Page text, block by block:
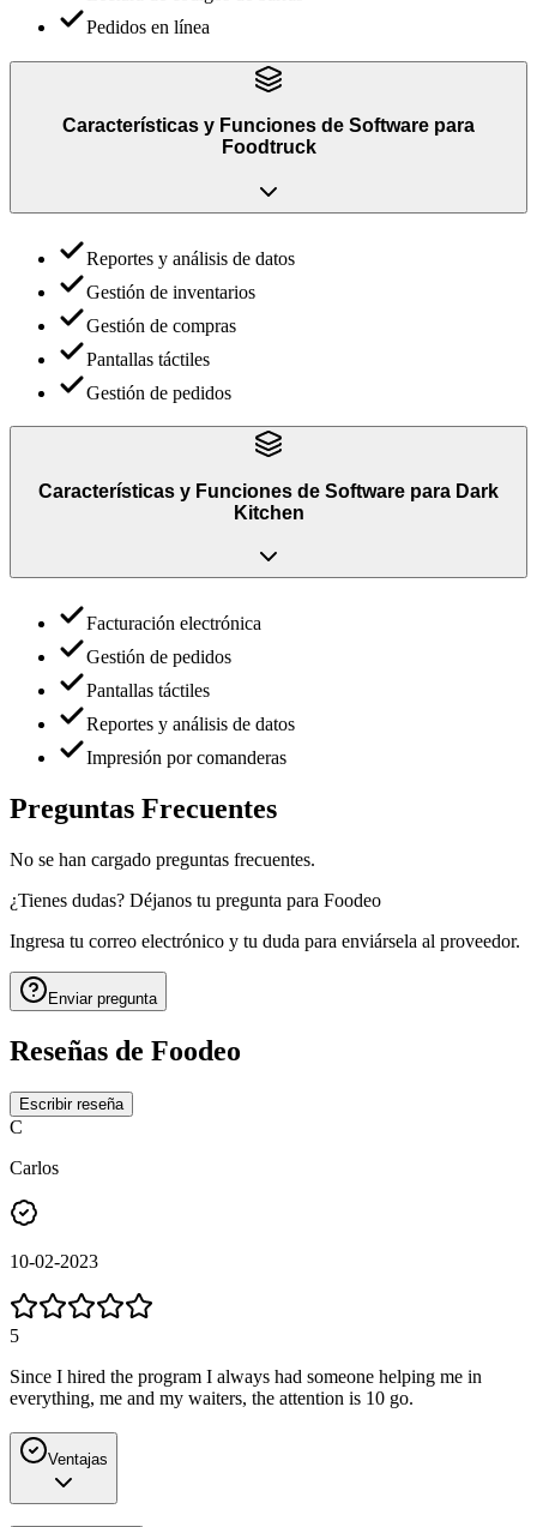
Pedidos en línea
Características y Funciones de Software para
Foodtruck
Reportes y análisis de datos
Gestión de inventarios
Gestión de compras
Pantallas táctiles
Gestión de pedidos
Características y Funciones de Software para Dark
Kitchen
Facturación electrónica
Gestión de pedidos
Pantallas táctiles
Reportes y análisis de datos
Impresión por comanderas
Preguntas Frecuentes
No se han cargado preguntas frecuentes.
¿Tienes dudas? Déjanos tu pregunta para Foodeo
Ingresa tu correo electrónico y tu duda para enviársela al proveedor.
Enviar pregunta
Reseñas de Foodeo
Escribir reseña
C
Carlos
10-02-2023
5
Since I hired the program I always had someone helping me in
everything, me and my waiters, the attention is 10 go.
Ventajas